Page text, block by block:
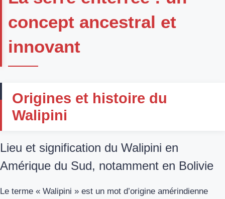
concept ancestral et
innovant
Origines et histoire du
Walipini
Lieu et signification du Walipini en
Amérique du Sud, notamment en Bolivie
Le terme « Walipini » est un mot d’origine amérindienne